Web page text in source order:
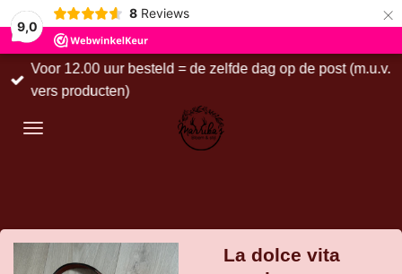
9,0
8 Reviews ×
Voor 12.00 uur besteld = de zelfde dag op de post (m.u.v.
vers producten)
La dolce vita